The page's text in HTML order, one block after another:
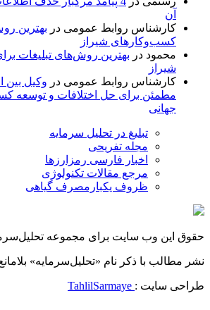
آن
کارشناس روابط عمومی در بهترین
کسب‌وکارهای شیراز
محمود در بهترین روش‌های تبلیغات
شیراز
کارشناس روابط عمومی در وکیل بین
مطمئن برای حل اختلافات و توسعه
جهانی
تبلیغ در تحلیل سرمایه
مجله تفریحی
اخبار فارسی رمزارزها
مرجع مقالات تکنولوژی
ظروف یکبارمصرف گیاهی
حقوق این وب سایت برای مجموعه
نشر مطالب با ذکر نام «تحلیل‌سرمایه»
طراحی سایت :